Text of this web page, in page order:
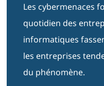
Les cybermenaces
quotidien des
informatiques
les entreprises
du phénomène.